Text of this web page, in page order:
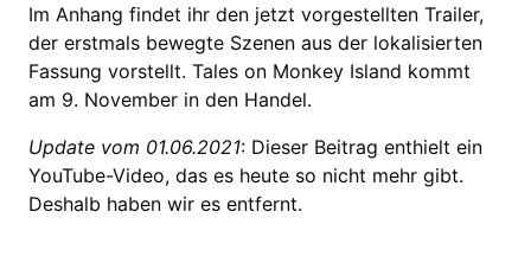
Im Anhang findet ihr den jetzt vorgestellten Trailer,
der erstmals bewegte Szenen aus der lokalisierten
Fassung vorstellt. Tales on Monkey Island kommt
am 9. November in den Handel.
Update vom 01.06.2021: Dieser Beitrag enthielt ein
YouTube-Video, das es heute so nicht mehr gibt.
Deshalb haben wir es entfernt.